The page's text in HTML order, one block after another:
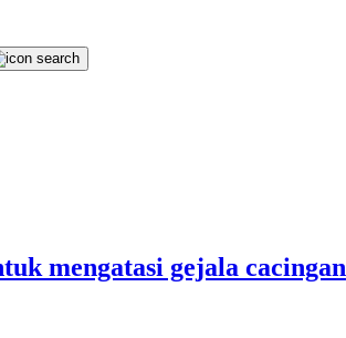
mengatasi gejala cacingan